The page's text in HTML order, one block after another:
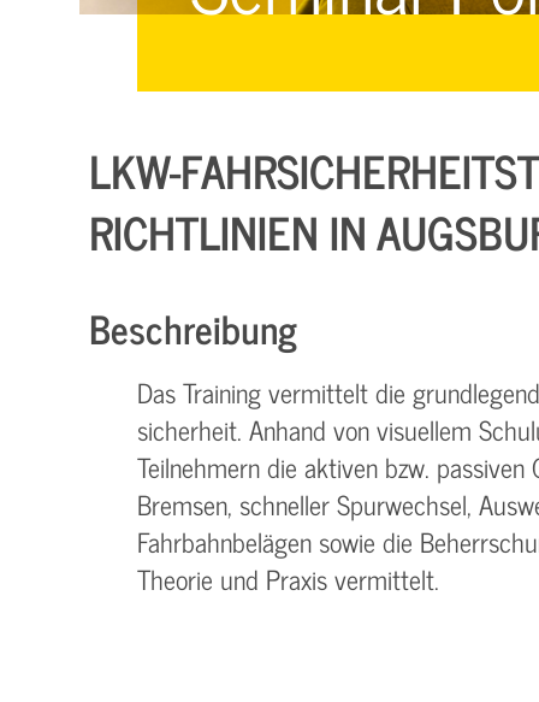
LKW-
RICHTLINIEN IN
Beschreibung
Das Training vermittelt die
sicherheit. Anhand von visuellem
Teilnehmern die aktiven bzw.
Bremsen, schneller Spurwechsel,
Fahrbahnbelägen sowie die
Theorie und Praxis vermittelt.